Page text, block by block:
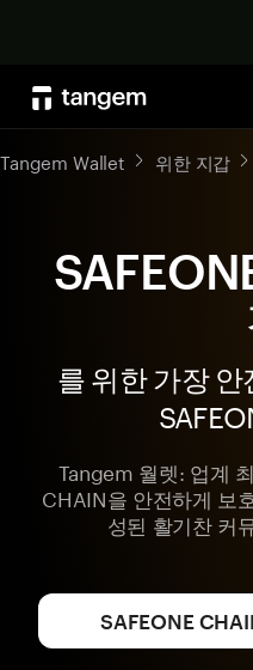
Tangem Wallet 위한 지갑
를 위한 가장
Tangem 월렛: 업계
CHAIN을 안전하게 보
성된 활기찬 커
SAFEONE